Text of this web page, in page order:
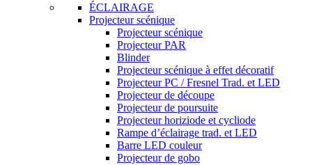
ÉCLAIRAGE
Projecteur scénique
Projecteur scénique
Projecteur PAR
Blinder
Projecteur scénique à effet décoratif
Projecteur PC / Fresnel Trad. et LED
Projecteur de découpe
Projecteur de poursuite
Projecteur horiziode et cycliode
Rampe d’éclairage trad. et LED
Barre LED couleur
Projecteur de gobo